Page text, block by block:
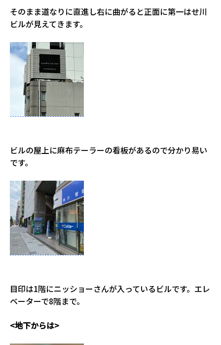
そのまま道なりに直進し右に曲がると正面に第一はせ川
ビルが見えてきます。
ビルの屋上に麻布テーラーの看板があるので分かり易い
です。
目印は1階にニッショーさんが入っているビルです。エレ
ベーターで8階まで。
<地下からは>